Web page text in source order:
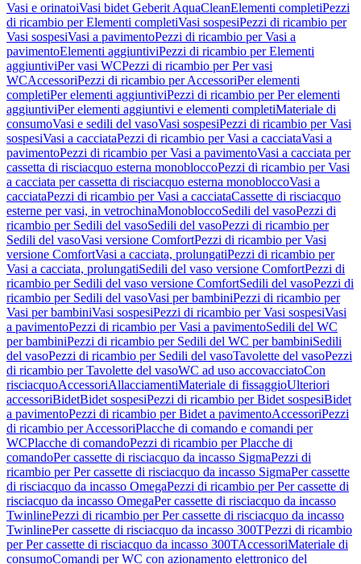
Vasi e orinatoiVasi bidet Geberit AquaCleanElementi completiPezzi
di ricambio per Elementi completiVasi sospesiPezzi di ricambio per
Vasi sospesiVasi a pavimentoPezzi di ricambio per Vasi a
pavimentoElementi aggiuntiviPezzi di ricambio per Elementi
aggiuntiviPer vasi WCPezzi di ricambio per Per vasi
WCAccessoriPezzi di ricambio per AccessoriPer elementi
completiPer elementi aggiuntiviPezzi di ricambio per Per elementi
aggiuntiviPer elementi aggiuntivi e elementi completiMateriale di
consumoVasi e sedili del vasoVasi sospesiPezzi di ricambio per Vasi
sospesiVasi a cacciataPezzi di ricambio per Vasi a cacciataVasi a
pavimentoPezzi di ricambio per Vasi a pavimentoVasi a cacciata per
cassetta di risciacquo esterna monobloccoPezzi di ricambio per Vasi
a cacciata per cassetta di risciacquo esterna monobloccoVasi a
cacciataPezzi di ricambio per Vasi a cacciataCassette di risciacquo
esterne per vasi, in vetrochinaMonobloccoSedili del vasoPezzi di
ricambio per Sedili del vasoSedili del vasoPezzi di ricambio per
Sedili del vasoVasi versione ComfortPezzi di ricambio per Vasi
versione ComfortVasi a cacciata, prolungatiPezzi di ricambio per
Vasi a cacciata, prolungatiSedili del vaso versione ComfortPezzi di
ricambio per Sedili del vaso versione ComfortSedili del vasoPezzi di
ricambio per Sedili del vasoVasi per bambiniPezzi di ricambio per
Vasi per bambiniVasi sospesiPezzi di ricambio per Vasi sospesiVasi
a pavimentoPezzi di ricambio per Vasi a pavimentoSedili del WC
per bambiniPezzi di ricambio per Sedili del WC per bambiniSedili
del vasoPezzi di ricambio per Sedili del vasoTavolette del vasoPezzi
di ricambio per Tavolette del vasoWC ad uso accovacciatoCon
risciacquoAccessoriAllacciamentiMateriale di fissaggioUlteriori
accessoriBidetBidet sospesiPezzi di ricambio per Bidet sospesiBidet
a pavimentoPezzi di ricambio per Bidet a pavimentoAccessoriPezzi
di ricambio per AccessoriPlacche di comando e comandi per
WCPlacche di comandoPezzi di ricambio per Placche di
comandoPer cassette di risciacquo da incasso SigmaPezzi di
ricambio per Per cassette di risciacquo da incasso SigmaPer cassette
di risciacquo da incasso OmegaPezzi di ricambio per Per cassette di
risciacquo da incasso OmegaPer cassette di risciacquo da incasso
TwinlinePezzi di ricambio per Per cassette di risciacquo da incasso
TwinlinePer cassette di risciacquo da incasso 300TPezzi di ricambio
per Per cassette di risciacquo da incasso 300TAccessoriMateriale di
consumoComandi per WC con azionamento elettronico del